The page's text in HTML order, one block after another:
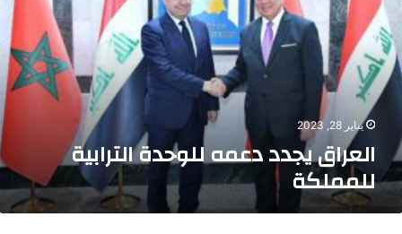
للوحدة
الترابية
للمملكة
يناير 28, 2023
العراق يجدد دعمه للوحدة الترابية
للمملكة